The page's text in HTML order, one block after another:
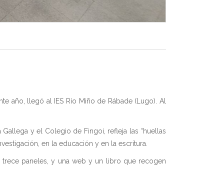
año, llegó al IES Río Miño de Rábade (Lugo). Al
y el Colegio de Fingoi, refleja las “huellas
en la educación y en la escritura.
trece paneles, y una web y un libro que recogen